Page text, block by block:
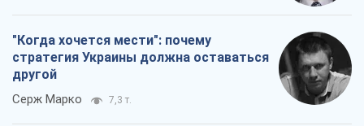
"Когда хочется мести": почему
стратегия Украины должна оставаться
другой
Серж Марко 7,3 т.